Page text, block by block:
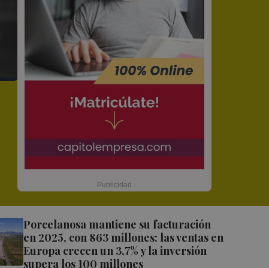
Porcelanosa mantiene su facturación
en 2025, con 863 millones: las ventas en
Europa crecen un 3,7% y la inversión
supera los 100 millones